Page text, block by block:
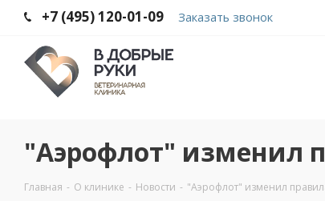
+7 (495) 120-01-09 Заказать звонок
"Аэрофлот" изменил
Главная - О клинике - Новости - "Аэрофлот" изменил